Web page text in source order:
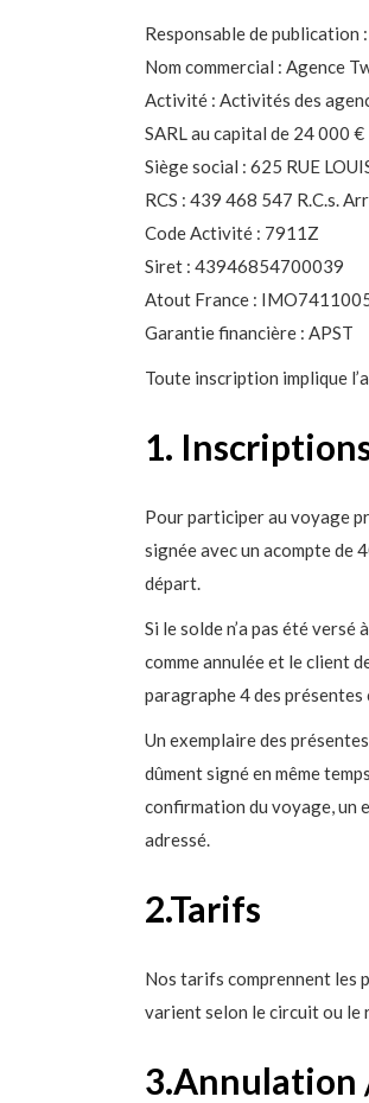
Responsable de
Nom commercial : Agence
Activité : Activités des
SARL au capital de 24 000 €
Siège social : 625 RUE
RCS : 439 468 547 R.C.s.
Code Activité : 7911Z
Siret : 43946854700039
Atout France :
Garantie financière : APST
Toute inscription implique
1.
Pour participer au voyage
signée avec un acompte de
départ.
Si le solde n’a pas été
comme annulée et le client
paragraphe 4 des
Un exemplaire des
dûment signé en même
confirmation du voyage, un
adressé.
2.Tarifs
Nos tarifs comprennent les
varient selon le circuit ou le
3.Annulation